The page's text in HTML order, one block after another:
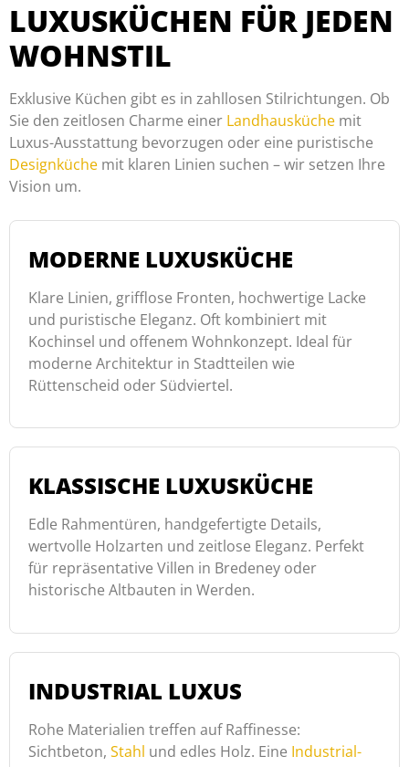
LUXUSKÜCHEN FÜR JEDEN
WOHNSTIL
Exklusive Küchen gibt es in zahllosen Stilrichtungen. Ob
Sie den zeitlosen Charme einer Landhausküche mit
Luxus-Ausstattung bevorzugen oder eine puristische
Designküche mit klaren Linien suchen – wir setzen Ihre
Vision um.
MODERNE LUXUSKÜCHE
Klare Linien, grifflose Fronten, hochwertige Lacke
und puristische Eleganz. Oft kombiniert mit
Kochinsel und offenem Wohnkonzept. Ideal für
moderne Architektur in Stadtteilen wie
Rüttenscheid oder Südviertel.
KLASSISCHE LUXUSKÜCHE
Edle Rahmentüren, handgefertigte Details,
wertvolle Holzarten und zeitlose Eleganz. Perfekt
für repräsentative Villen in Bredeney oder
historische Altbauten in Werden.
INDUSTRIAL LUXUS
Rohe Materialien treffen auf Raffinesse:
Sichtbeton, Stahl und edles Holz. Eine Industrial-